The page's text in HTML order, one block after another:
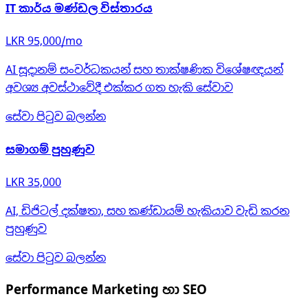
IT කාර්ය මණ්ඩල විස්තාරය
LKR 95,000/mo
AI සූදානම් සංවර්ධකයන් සහ තාක්ෂණික විශේෂඥයන්
අවශ්‍ය අවස්ථාවේදී එක්කර ගත හැකි සේවාව
සේවා පිටුව බලන්න
සමාගම් පුහුණුව
LKR 35,000
AI, ඩිජිටල් දක්ෂතා, සහ කණ්ඩායම් හැකියාව වැඩි කරන
පුහුණුව
සේවා පිටුව බලන්න
Performance Marketing හා SEO